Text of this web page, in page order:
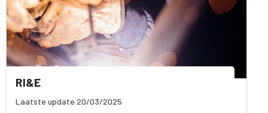
RI&E
Laatste update 20/03/2025